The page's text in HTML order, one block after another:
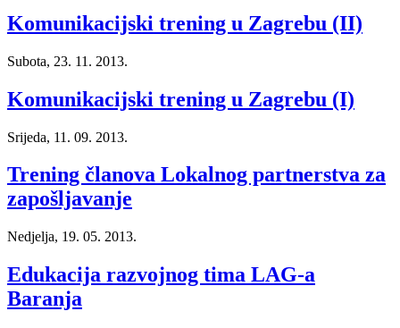
Komunikacijski trening u Zagrebu (II)
Subota, 23. 11. 2013.
Komunikacijski trening u Zagrebu (I)
Srijeda, 11. 09. 2013.
Trening članova Lokalnog partnerstva za
zapošljavanje
Nedjelja, 19. 05. 2013.
Edukacija razvojnog tima LAG-a
Baranja